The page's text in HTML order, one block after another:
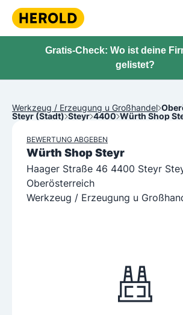
Gratis-Check: Wo ist deine
gelistet?
Werkzeug / Erzeugung u Großhandel
Steyr (Stadt) Steyr 4400 Würth Shop
BEWERTUNG ABGEBEN
Würth Shop Steyr
Haager Straße 46 4400 Steyr
Oberösterreich
Werkzeug / Erzeugung u